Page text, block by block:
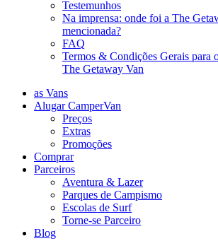
Testemunhos
Na imprensa: onde foi a The
mencionada?
FAQ
Termos & Condições Gerais para
The Getaway Van
as Vans
Alugar CamperVan
Preços
Extras
Promoções
Comprar
Parceiros
Aventura & Lazer
Parques de Campismo
Escolas de Surf
Torne-se Parceiro
Blog